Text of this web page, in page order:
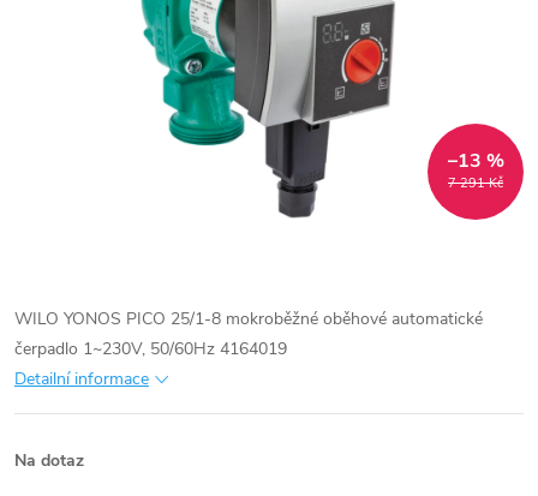
7 291 Kč
–13 %
WILO YONOS PICO 25/1-8 mokroběžné oběhové automatické
čerpadlo 1~230V, 50/60Hz 4164019
Detailní informace
Na dotaz